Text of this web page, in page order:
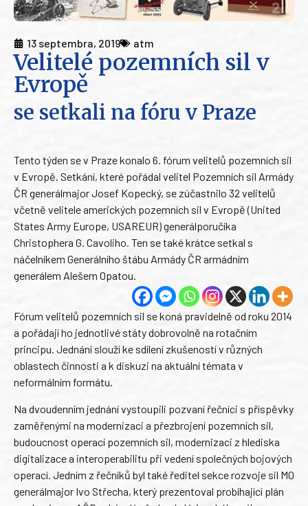
13 septembra, 2019 atm
Velitelé pozemních sil v
Evropě
se setkali na fóru v Praze
Tento týden se v Praze konalo 6. fórum velitelů pozemních sil
v Evropě. Setkání, které pořádal velitel Pozemních sil Armády
ČR generálmajor Josef Kopecký, se zúčastnilo 32 velitelů
včetně velitele amerických pozemních sil v Evropě (United
States Army Europe, USAREUR) generálporučíka
Christophera G. Cavoliho. Ten se také krátce setkal s
náčelníkem Generálního štábu Armády ČR armádním
generálem Alešem Opatou.
Fórum velitelů pozemních sil se koná pravidelně od roku 2014
a pořádají ho jednotlivé státy dobrovolně na rotačním
principu. Jednání slouží ke sdílení zkušeností v různých
oblastech činnosti a k diskuzi na aktuální témata v
neformálním formátu.
Na dvoudenním jednání vystoupili pozvaní řečníci s příspěvky
zaměřenými na modernizaci a přezbrojení pozemních sil,
budoucnost operací pozemních sil, modernizaci z hlediska
digitalizace a interoperabilitu při vedení společných bojových
operací. Jedním z řečníků byl také ředitel sekce rozvoje sil MO
generálmajor Ivo Střecha, který prezentoval probíhající plán